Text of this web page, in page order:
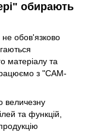
обирають
не обов'язково
матеріалу та
з "CAM-
величезну
та функцій,